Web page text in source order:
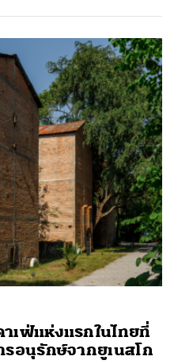
เฟ่แห่งแรกในไทยที่
อนุรักษ์จากยูเนสโก